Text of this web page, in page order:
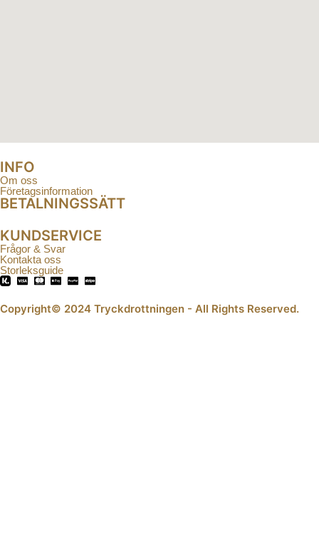
INFO
Om oss
Företagsinformation
BETALNINGSSÄTT
KUNDSERVICE
Frågor & Svar
Kontakta oss
Storleksguide
Copyright© 2024 Tryckdrottningen - All Rights Reserved.